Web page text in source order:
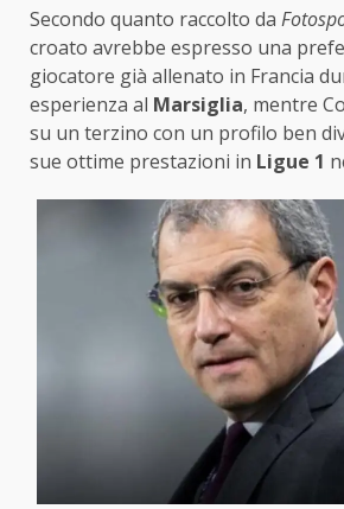
Secondo quanto raccolto da
croato avrebbe espresso una
giocatore già allenato in Francia
esperienza al Marsiglia, mentre
su un terzino con un profilo ben
sue ottime prestazioni in Ligue 1